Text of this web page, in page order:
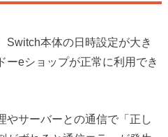
Switch本体の日時設定が大き
ーeショップが正常に利用でき
やサーバーとの通信で「正し